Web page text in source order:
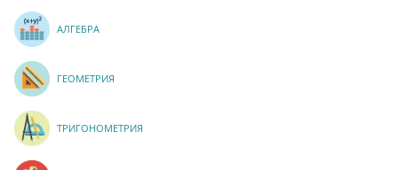
АЛГЕБРА
ГЕОМЕТРИЯ
ТРИГОНОМЕТРИЯ